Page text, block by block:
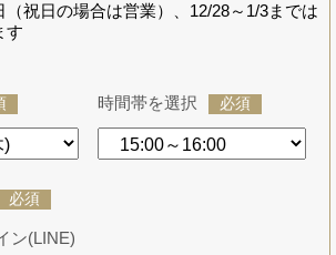
祝日の場合は営業）、12/28～1/3までは
す
時間帯を選択 必須
必須
ン(LINE)